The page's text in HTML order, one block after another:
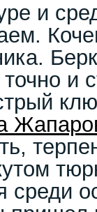
и
и
среди